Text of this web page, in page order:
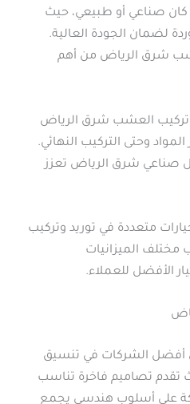
صناعي أو طبيعي، حيث
لضمان الجودة العالية.
شرق الرياض من أهم
وتركيب العشب شرق الرياض
وحتى التركيب النهائي.
صناعي شرق الرياض تعزز
متعددة في توريد وتركيب
الميزانيات
الأفضل للعملاء.
أفضل الشركات في تنسيق
تصاميم فاخرة تناسب
على أسلوب هندسي يجمع